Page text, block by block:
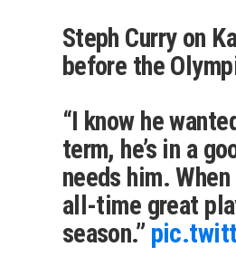
Steph Curry on
before the
“I know he
term, he’s in a
needs him.
all-time great
season.”